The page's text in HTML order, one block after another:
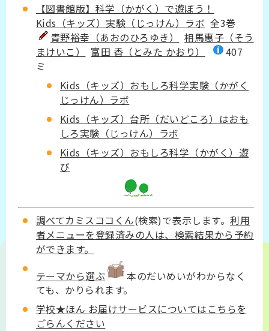
【図書館版】科学（かがく）で遊ぼう！
Kids（キッズ）実験（じっけん）ラボ 全3巻
青野裕幸（あおのひろゆき）
相馬惠子（そう
まけいこ）
富田 香（とみた かおり）
407
ミ
Kids（キッズ）おもしろ科学実験（かがく
じっけん）ラボ
Kids（キッズ）台所（だいどころ）はおも
しろ実験（じっけん）ラボ
Kids（キッズ）おもしろ科学（かがく）遊
び
調べてカミスココくん(検索)で表示します。利用
者メニューを登録済みの人は、検索結果から予約
ができます。
テーマから選ぶ
本のだいめいがわからなく
ても、かりられます。
学校★ほん お届けサービスについてはこちらを
ごらんください